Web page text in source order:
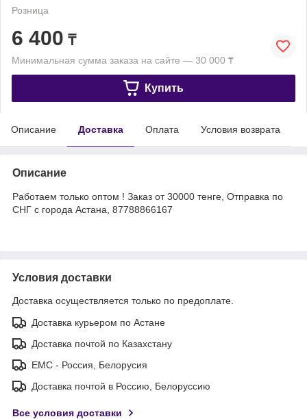
Розница
6 400 ₸
Минимальная сумма заказа на сайте — 30 000 ₸
Купить
Описание Доставка Оплата Условия возврата
Описание
Работаем только оптом ! Заказ от 30000 тенге, Отправка по
СНГ с города Астана, 87788866167
Условия доставки
Доставка осуществляется только по предоплате.
Доставка курьером по Астане
Доставка почтой по Казахстану
ЕМС - Россия, Белорусия
Доставка почтой в Россию, Белоруссию
Все условия доставки